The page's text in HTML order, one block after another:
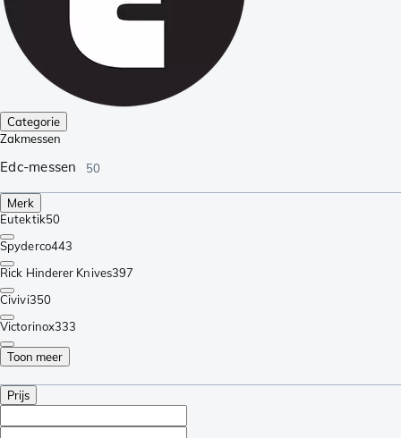
Categorie
Zakmessen
Edc-messen 50
Merk
Eutektik50
Spyderco443
Rick Hinderer Knives397
Civivi350
Victorinox333
Toon meer
Prijs